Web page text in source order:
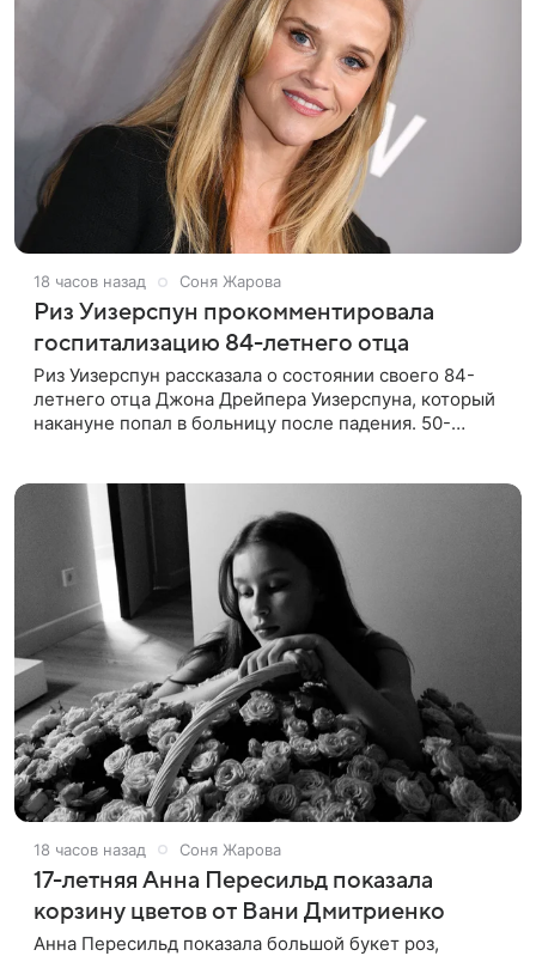
18 часов назад Соня Жарова
Риз Уизерспун прокомментировала
госпитализацию 84-летнего отца
Риз Уизерспун рассказала о состоянии своего 84-
летнего отца Джона Дрейпера Уизерспуна, который
накануне попал в больницу после падения. 50-
18 часов назад Соня Жарова
17-летняя Анна Пересильд показала
корзину цветов от Вани Дмитриенко
Анна Пересильд показала большой букет роз,